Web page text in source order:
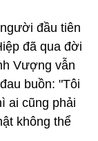
đầu tiên
đã qua đời
Vượng vẫn
buồn: "Tôi
ai cũng phải
không thể